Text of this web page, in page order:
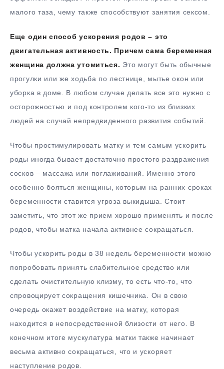
малого таза, чему также способствуют занятия сексом.
Еще один способ ускорения родов – это
двигательная активность. Причем сама беременная
женщина должна утомиться. Это могут быть обычные
прогулки или же ходьба по лестнице, мытье окон или
уборка в доме. В любом случае делать все это нужно с
осторожностью и под контролем кого-то из близких
людей на случай непредвиденного развития событий.
Чтобы простимулировать матку и тем самым ускорить
роды иногда бывает достаточно простого раздражения
сосков – массажа или поглаживаний. Именно этого
особенно бояться женщины, которым на ранних сроках
беременности ставится угроза выкидыша. Стоит
заметить, что этот же прием хорошо применять и после
родов, чтобы матка начала активнее сокращаться.
Чтобы ускорить роды в 38 недель беременности можно
попробовать принять слабительное средство или
сделать очистительную клизму, то есть что-то, что
спровоцирует сокращения кишечника. Он в свою
очередь окажет воздействие на матку, которая
находится в непосредственной близости от него. В
конечном итоге мускулатура матки также начинает
весьма активно сокращаться, что и ускоряет
наступление родов.